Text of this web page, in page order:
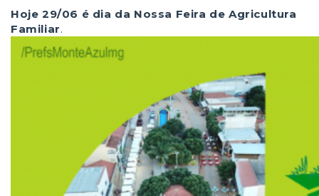
Hoje 29/06 é dia da Nossa Feira de Agricultura
Familiar.